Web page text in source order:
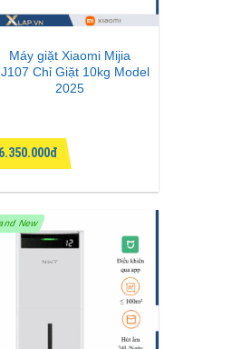
Máy giặt Xiaomi Mijia
Chỉ Giặt 10kg Model
2025
6.350.000đ
New